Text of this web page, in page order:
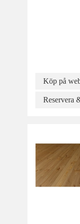
Köp på
Reservera